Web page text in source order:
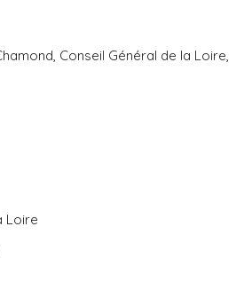
Conseil Général de la Loire,
Loire